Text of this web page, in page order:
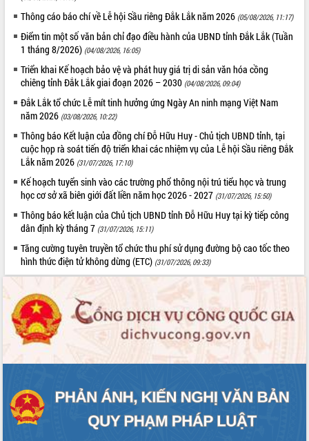
Hôm nay: 19319
Tất cả: 66104987
Thông cáo báo chí về Lễ hội Sầu riêng Đắk Lắk năm 2026 (05/08/2026, 11:17)
Điểm tin một số văn bản chỉ đạo điều hành của UBND tỉnh Đắk Lắk (Tuần
1 tháng 8/2026) (04/08/2026, 16:05)
Triển khai Kế hoạch bảo vệ và phát huy giá trị di sản văn hóa cồng
chiêng tỉnh Đắk Lắk giai đoạn 2026 – 2030 (04/08/2026, 09:04)
Đắk Lắk tổ chức Lễ mít tinh hưởng ứng Ngày An ninh mạng Việt Nam
năm 2026 (03/08/2026, 10:22)
Thông báo Kết luận của đồng chí Đỗ Hữu Huy - Chủ tịch UBND tỉnh, tại
cuộc họp rà soát tiến độ triển khai các nhiệm vụ của Lễ hội Sầu riêng Đắk
Lắk năm 2026 (31/07/2026, 17:10)
Kế hoạch tuyển sinh vào các trường phổ thông nội trú tiểu học và trung
học cơ sở xã biên giới đất liền năm học 2026 - 2027 (31/07/2026, 15:50)
Thông báo kết luận của Chủ tịch UBND tỉnh Đỗ Hữu Huy tại kỳ tiếp công
dân định kỳ tháng 7 (31/07/2026, 15:11)
Tăng cường tuyên truyền tổ chức thu phí sử dụng đường bộ cao tốc theo
hình thức điện tử không dừng (ETC) (31/07/2026, 09:33)